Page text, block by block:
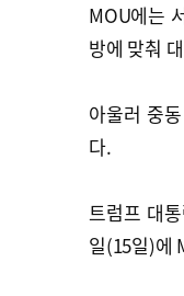
MOU에는
방에 맞춰
아울러 중
다.
트럼프 대
일(15일)에